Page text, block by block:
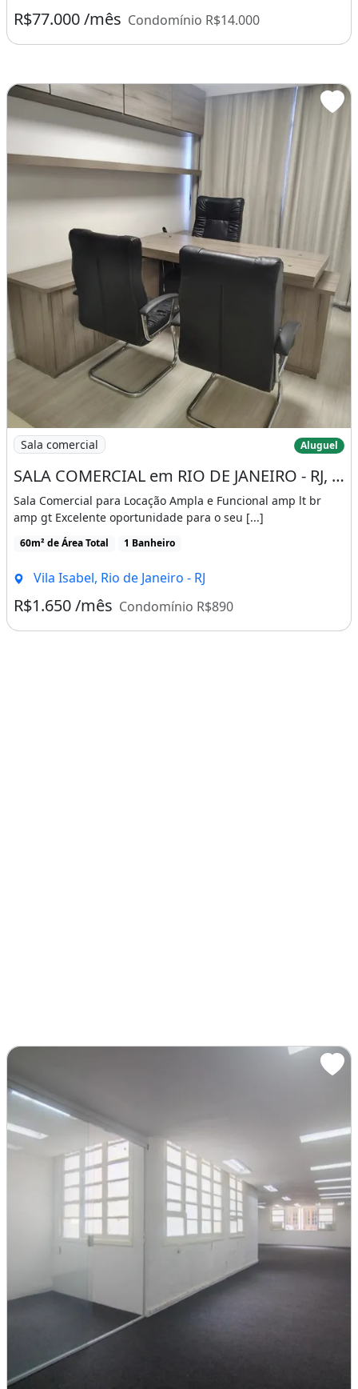
R$77.000 /mês Condomínio R$14.000
Imagem: SALA COMERCIAL em RIO DE JANEIRO - RJ, VILA
Sala comercial Aluguel
SALA COMERCIAL em RIO DE JANEIRO - RJ, VILA ISABEL
Sala Comercial para Locação Ampla e Funcional amp lt br
amp gt Excelente oportunidade para o seu [...]
60m² de Área Total 1 Banheiro
Vila Isabel, Rio de Janeiro - RJ
R$1.650 /mês Condomínio R$890